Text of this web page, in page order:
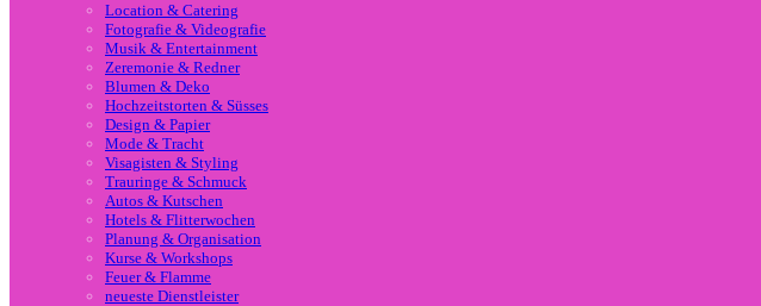
Location & Catering
Fotografie & Videografie
Musik & Entertainment
Zeremonie & Redner
Blumen & Deko
Hochzeitstorten & Süsses
Design & Papier
Mode & Tracht
Visagisten & Styling
Trauringe & Schmuck
Autos & Kutschen
Hotels & Flitterwochen
Planung & Organisation
Kurse & Workshops
Feuer & Flamme
neueste Dienstleister